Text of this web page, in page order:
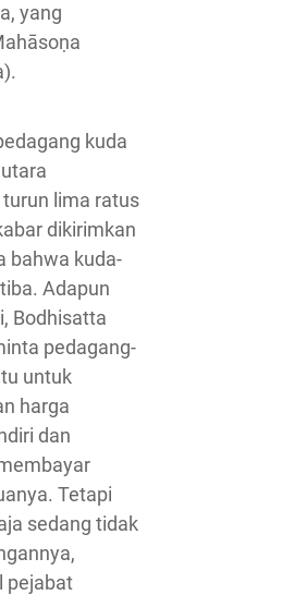
yang
kuda
lima ratus
dikirimkan
bahwa kuda-
Adapun
Bodhisatta
pedagang-
untuk
harga
dan
Tetapi
sedang tidak
pejabat